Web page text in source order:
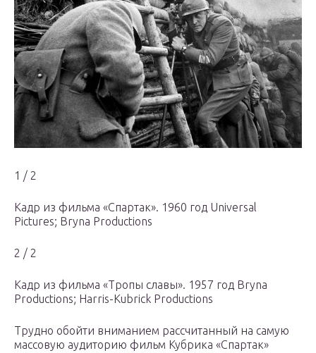
1 / 2
Кадр из фильма «Спартак». 1960 год Universal
Pictures; Bryna Productions
2 / 2
Кадр из фильма «Тропы славы». 1957 год Bryna
Productions; Harris-Kubrick Productions
Трудно обойти вниманием рассчитанный на самую
массовую аудиторию фильм Кубрика «Спартак»